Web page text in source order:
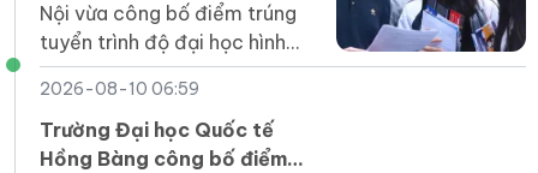
Nội vừa công bố điểm trúng
tuyển trình độ đại học hình
thức đào tạo chính quy theo
tổ hợp gốc D01 kỳ thi tốt
nghiệp THPT năm 2026.
2026-08-10 06:59
Trường Đại học Quốc tế
Hồng Bàng công bố điểm